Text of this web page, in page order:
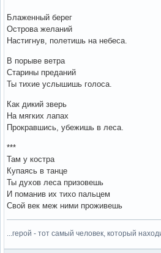
Блаженный берег
Острова желаний
Настигнув, полетишь на небеса.
В порыве ветра
Старины преданий
Ты тихие услышишь голоса.
Как дикий зверь
На мягких лапах
Прокравшись, убежишь в леса.
***
Там у костра
Купаясь в танце
Ты духов леса призовешь
И поманив их тихо пальцем
Свой век меж ними проживешь
...герой - тот самый человек, который